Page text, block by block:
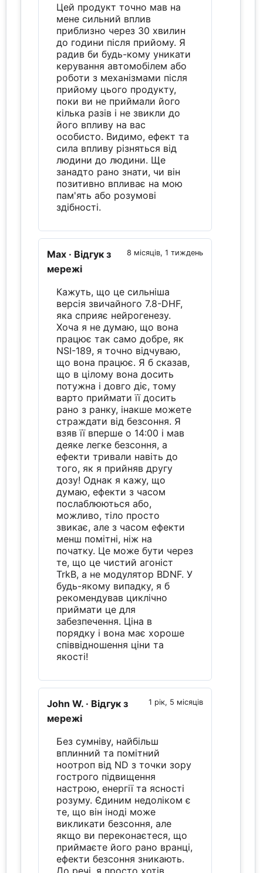
Цей продукт точно мав на
мене сильний вплив
приблизно через 30 хвилин
до години після прийому. Я
радив би будь-кому уникати
керування автомобілем або
роботи з механізмами після
прийому цього продукту,
поки ви не приймали його
кілька разів і не звикли до
його впливу на вас
особисто. Видимо, ефект та
сила впливу різняться від
людини до людини. Ще
занадто рано знати, чи він
позитивно впливає на мою
пам'ять або розумові
здібності.
8 місяців, 1 тиждень
Max · Відгук з
мережі
Кажуть, що це сильніша
версія звичайного 7.8-DHF,
яка сприяє нейрогенезу.
Хоча я не думаю, що вона
працює так само добре, як
NSI-189, я точно відчуваю,
що вона працює. Я б сказав,
що в цілому вона досить
потужна і довго діє, тому
варто приймати її досить
рано з ранку, інакше можете
страждати від безсоння. Я
взяв її вперше о 14:00 і мав
деяке легке безсоння, а
ефекти тривали навіть до
того, як я прийняв другу
дозу! Однак я кажу, що
думаю, ефекти з часом
послаблюються або,
можливо, тіло просто
звикає, але з часом ефекти
менш помітні, ніж на
початку. Це може бути через
те, що це чистий агоніст
TrkB, а не модулятор BDNF. У
будь-якому випадку, я б
рекомендував циклічно
приймати це для
забезпечення. Ціна в
порядку і вона має хороше
співвідношення ціни та
якості!
1 рік, 5 місяців
John W. · Відгук з
мережі
Без сумніву, найбільш
вплинний та помітний
ноотроп від ND з точки зору
гострого підвищення
настрою, енергії та ясності
розуму. Єдиним недоліком є
те, що він іноді може
викликати безсоння, але
якщо ви переконаєтеся, що
приймаєте його рано вранці,
ефекти безсоння зникають.
До речі, я просто хотів